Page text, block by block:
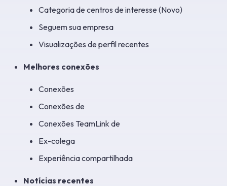
Categoria de centros de interesse (Novo)
Seguem sua empresa
Visualizações de perfil recentes
Melhores conexões
Conexões
Conexões de
Conexões TeamLink de
Ex-colega
Experiência compartilhada
Notícias recentes